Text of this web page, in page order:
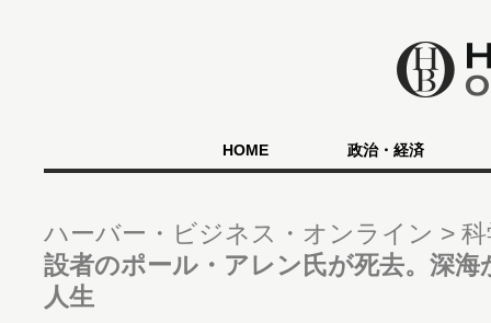
HOME 政治・経済
ハーバー・ビジネス・オンライン
設者のポール・アレン氏が死去。深
人生